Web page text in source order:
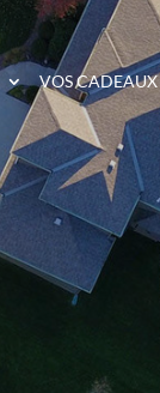
VOS CADEAUX